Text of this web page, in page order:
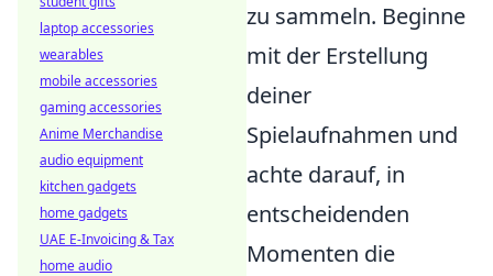
zu sammeln. Beginne
mit der Erstellung
deiner
Spielaufnahmen und
achte darauf, in
entscheidenden
Momenten die
laptop accessories
wearables
mobile accessories
gaming accessories
Anime Merchandise
audio equipment
kitchen gadgets
home gadgets
UAE E-Invoicing & Tax
home audio